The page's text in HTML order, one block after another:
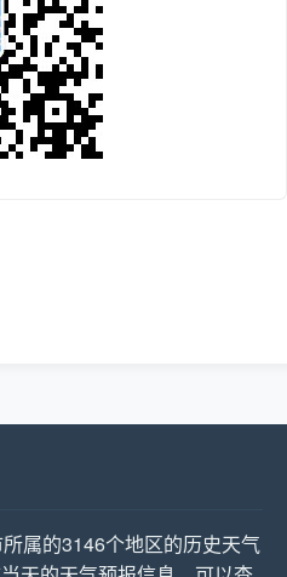
属的3146个地区的历史天气